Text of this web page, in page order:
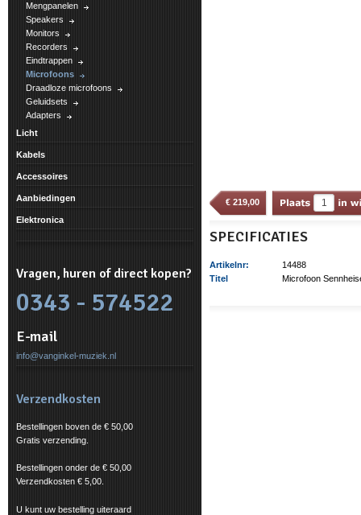
€ 219,00
SPECIFICATIES
Artikelnr:
14488
Titel
Microfoon
Mengpanelen
Speakers
Monitors
Recorders
Eindtrappen
Microfoons
Draadloze microfoons
Geluidsets
Adapters
Licht
Kabels
Accessoires
Aanbiedingen
Elektronica
Vragen, huren of direct kopen?
0343 - 574522
E-mail
info@vanginkel-muziek.nl
Verzendkosten
Bestellingen boven de € 50,00
Gratis verzending.
Bestellingen onder de € 50,00
Verzendkosten € 5,00.
U kunt uw bestelling uiteraard